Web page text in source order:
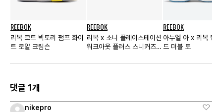
REEBOK
리복 코트 빅토리 펌프 화이
트 로얄 크림슨
REEBOK
리복 x 소니 플레이스테이션
워크아웃 플러스 스니커즈
REEBOK
아누엘 아 x 리복 퀘
드 더블 토
댓글 1개
nikepro